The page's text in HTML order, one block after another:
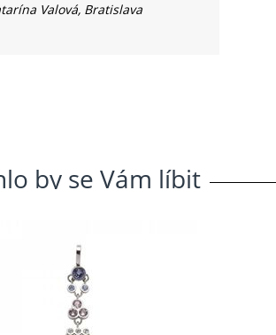
Valová, Bratislava
by se Vám líbit